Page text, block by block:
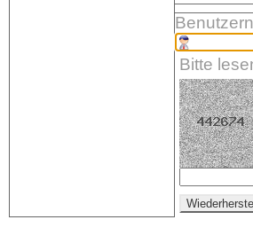
Bitte